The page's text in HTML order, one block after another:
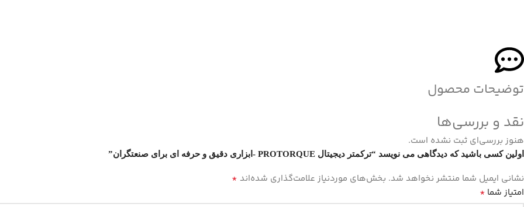
توضیحات محصول
نقد و بررسی‌ها
هنوز بررسی‌ای ثبت نشده است.
اولین کسی باشید که دیدگاهی می نویسد “ترکمتر دیجیتال PROTORQUE -ابزاری دقیق و حرفه ای برای صنعتگران”
نشانی ایمیل شما منتشر نخواهد شد. بخش‌های موردنیاز علامت‌گذاری شده‌اند *
امتیاز شما *